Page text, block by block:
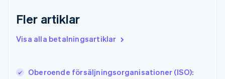
Fler artiklar
Visa alla betalningsartiklar
Oberoende försäljningsorganisationer (ISO):
简体中文
Indien
Irland
ItalianoEnglish